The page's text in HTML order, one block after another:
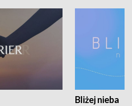
Bliżej nieba